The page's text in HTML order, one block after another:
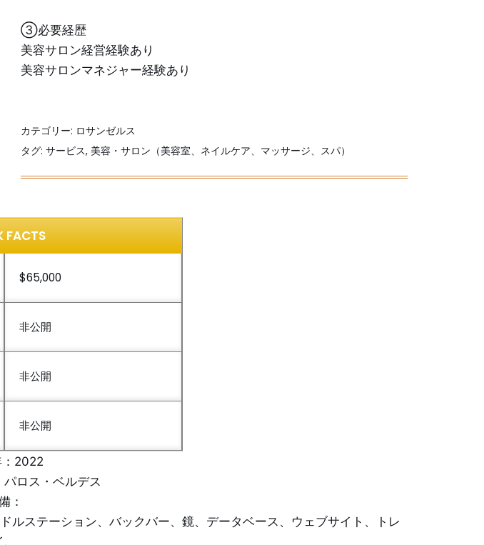
③必要経歴
美容サロン経営経験あり
美容サロンマネジャー経験あり
カテゴリー: ロサンゼルス
タグ: サービス, 美容・サロン（美容室、ネイルケア、マッサージ、スパ）
FACTS
$65,000
非公開
非公開
非公開
2022
ロス・ベルデス
：
ステーション、バックバー、鏡、データベース、ウェブサイト、トレ